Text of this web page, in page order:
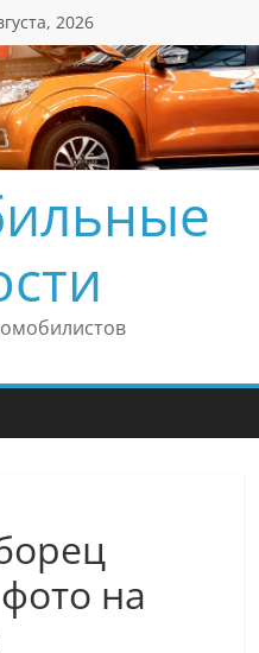
2026
на